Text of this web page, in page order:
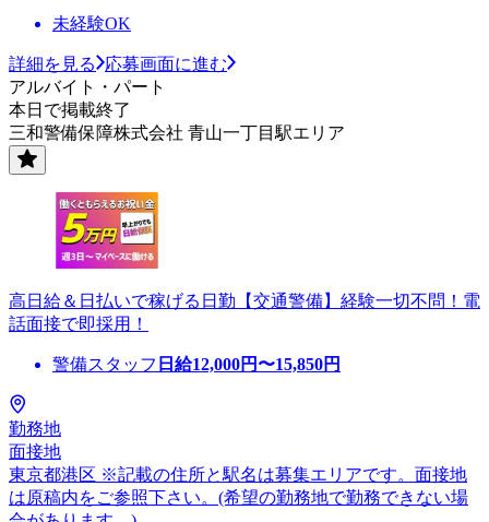
未経験OK
詳細を見る
応募画面に進む
アルバイト・パート
本日で掲載終了
三和警備保障株式会社 青山一丁目駅エリア
高日給＆日払いで稼げる日勤【交通警備】経験一切不問！電
話面接で即採用！
警備スタッフ 日給12,000円〜15,850円
勤務地
面接地
東京都港区 ※記載の住所と駅名は募集エリアです。面接地
は原稿内をご参照下さい。(希望の勤務地で勤務できない場